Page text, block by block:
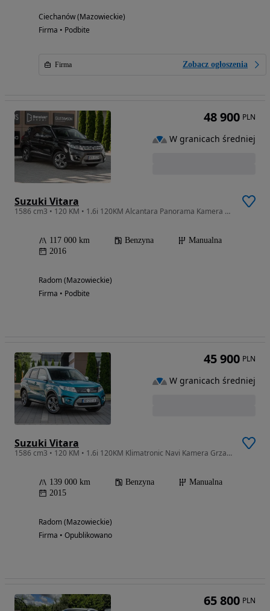
Ciechanów (Mazowieckie)
Firma • Podbite
Firma Zobacz ogłoszenia
Suzuki Vitara
1586 cm3 • 120 KM • 1.6i 120KM Alcantara Panorama Kamera Grzane Fotele TempomatACC SERWIS
117 000 km Benzyna
Manualna
2016
Radom (Mazowieckie)
Firma • Podbite
48 900 PLN
W granicach średniej
Suzuki Vitara
1586 cm3 • 120 KM • 1.6i 120KM Klimatronic Navi Kamera Grzane Fotele Tempomat Opłacony
139 000 km Benzyna
Manualna
2015
Radom (Mazowieckie)
Firma • Opublikowano
45 900 PLN
W granicach średniej
65 800 PLN